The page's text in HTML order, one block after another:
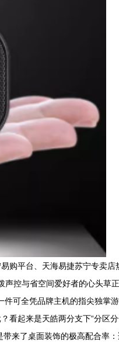
购平台、天海易捷苏宁专卖
声控与省空间爱好者的心头草
可全凭品牌主机的指尖独掌
看起来是天皓两分支下“分区
来了桌面装饰的极高配合率